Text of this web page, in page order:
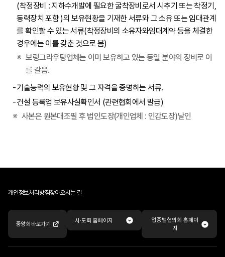
(착정장비 : 지하수개발에 필요한 굴착장비로서 시추기 또는 착정기,
동력장치 포함 )의 보유현황을 기재한 서류와 그 소유 또는 임대관계
를 확인할 수 있는 서류(착정장비의 소유자와임대계약 등을 체결한
경우에는 이를 갖춘 것으로 봄)
보링그라우팅업체는 이미 보유하고 있는 동일 분야의 장비로 이
를 갈음.
기술능력의 보유현황 및 그 자격을 증명하는 서류.
건설 등록업 보유사실확인서 (관련협회에서 발급)
사본은 원본대조필 후 법인도장(개인업체 : 인감도장)날인
개인정보처리방침찾아오시는 길
중앙회 바로가기
시·도회 홈페이지
업종별협의회 홈페이
지